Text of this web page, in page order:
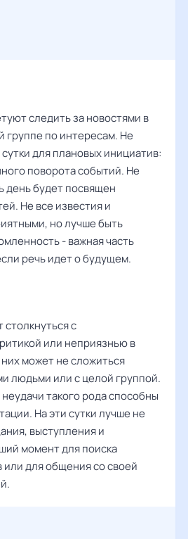
следить за новостями в
группе по интересам. Не
для плановых инициатив:
поворота событий. Не
день будет посвящен
Не все известия и
но лучше быть
- важная часть
речь идет о будущем.
столкнуться с
или неприязнью в
может не сложиться
людьми или с целой группой.
такого рода способны
На эти сутки лучше не
выступления и
момент для поиска
для общения со своей